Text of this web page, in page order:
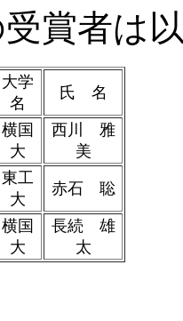
賞者は
大学
名
氏 名
横国
大
西川 雅
美
東工
大
赤石 聡
横国
大
長続 雄
太